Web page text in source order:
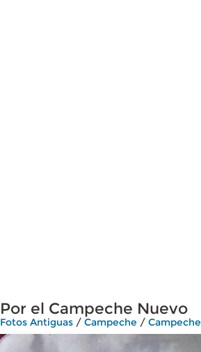
Por el Campeche Nuevo
Fotos Antiguas / Campeche / Campeche